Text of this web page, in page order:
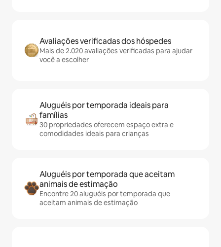
Avaliações verificadas dos hóspedes
Mais de 2.020 avaliações verificadas para ajudar
você a escolher
Aluguéis por temporada ideais para
famílias
30 propriedades oferecem espaço extra e
comodidades ideais para crianças
Aluguéis por temporada que aceitam
animais de estimação
Encontre 20 aluguéis por temporada que
aceitam animais de estimação